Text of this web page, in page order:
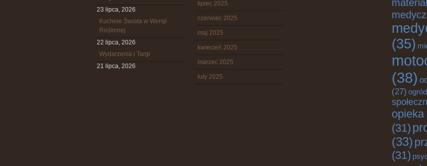
23 lipca, 2026
Kuchnie Świata w Wersji
Roślinnej
22 lipca, 2026
Wydarzenia i Targi
21 lipca, 2026
lipiec 2025
czerwiec 2025
maj 2025
kwiecień 2025
marzec 2025
luty 2025
(35)
(38)
(27) ogród
(31)
(33)
(31)